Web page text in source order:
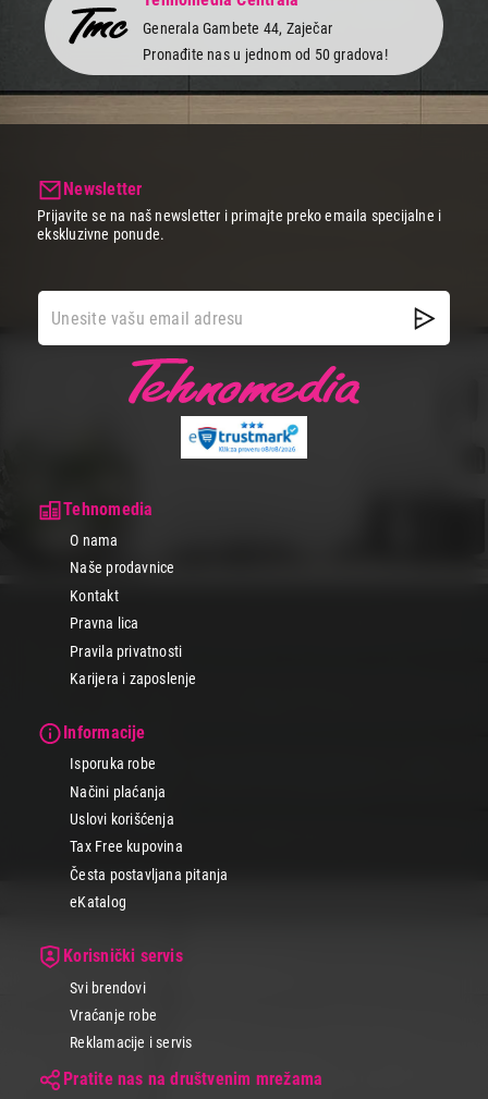
Generala Gambete 44, Zaječar
Pronađite nas u jednom od 50 gradova!
Tehnomedia
O nama
Naše prodavnice
Kontakt
Pravna lica
Pravila privatnosti
Karijera i zaposlenje
Informacije
Isporuka robe
Načini plaćanja
Uslovi korišćenja
Tax Free kupovina
Česta postavljana pitanja
eKatalog
Korisnički servis
Svi brendovi
Vraćanje robe
Reklamacije i servis
Pratite nas na društvenim mrežama
Newsletter
Prijavite se na naš newsletter i primajte preko emaila specijalne i
ekskluzivne ponude.